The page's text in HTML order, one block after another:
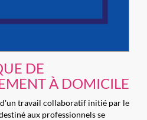
DE
À DOMICILE
travail collaboratif initié par le
aux professionnels se